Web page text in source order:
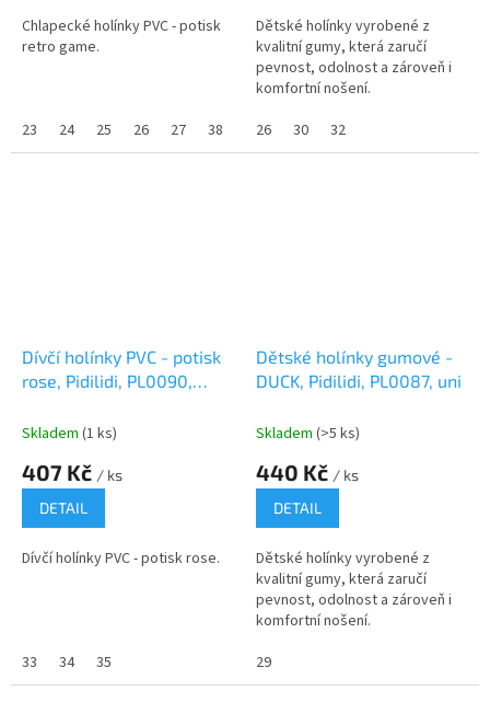
Chlapecké holínky PVC - potisk
retro game.
23 24 25 26 27 38
Dětské holínky vyrobené z
kvalitní gumy, která zaručí
pevnost, odolnost a zároveň i
komfortní nošení.
26
30 32
Dívčí holínky PVC - potisk
rose, Pidilidi, PL0090,
Skladem (1 ks)
407 Kč / ks
DETAIL
Dívčí holínky PVC - potisk rose.
33 34 35
Dětské holínky gumové -
DUCK, Pidilidi, PL0087, uni
Skladem (>5 ks)
440 Kč / ks
DETAIL
Dětské holínky vyrobené z
kvalitní gumy, která zaručí
pevnost, odolnost a zároveň i
komfortní nošení.
29